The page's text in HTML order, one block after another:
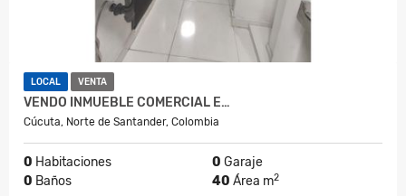
LOCAL VENTA
VENDO INMUEBLE COMERCIAL E…
Cúcuta, Norte de Santander, Colombia
0 Habitaciones 0 Garaje
0 Baños 40 Área m2